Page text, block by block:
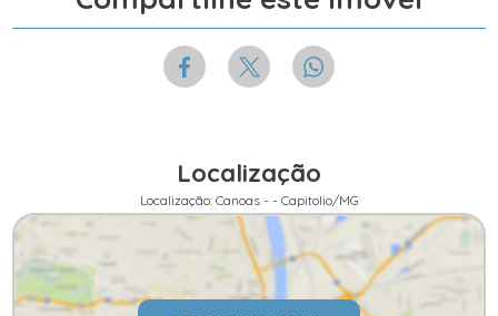
Localização
Localização: Canoas - - Capitolio/MG